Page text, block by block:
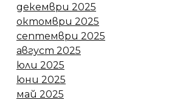
декември 2025
октомври 2025
септември 2025
август 2025
юли 2025
юни 2025
май 2025